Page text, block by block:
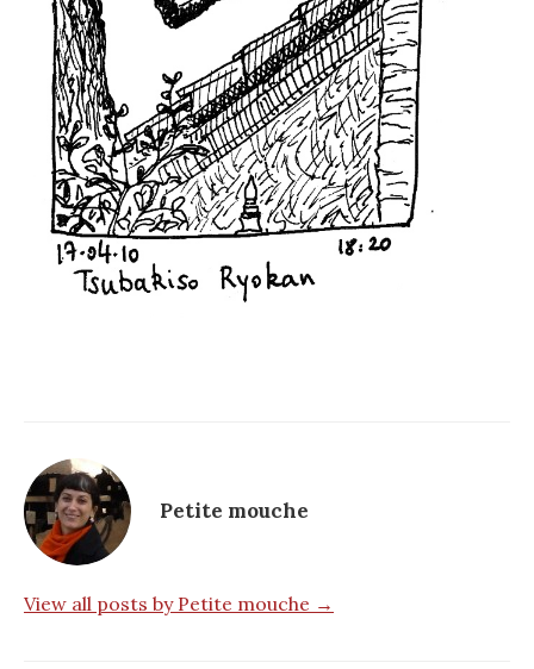
Petite mouche
View all posts by Petite mouche →